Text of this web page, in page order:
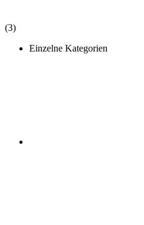
(3)
Einzelne Kategorien